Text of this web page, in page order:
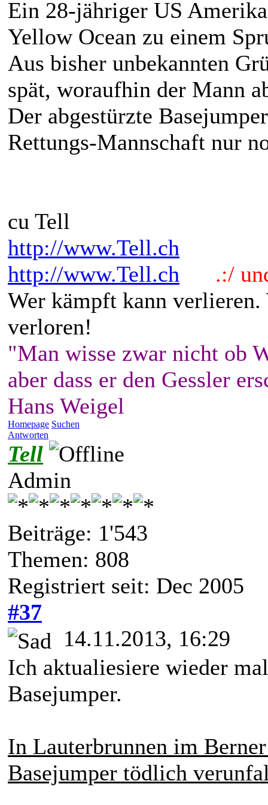
Ein 28-jähriger US
Yellow Ocean zu einem
Aus bisher unbekannten
spät, woraufhin der Mann
Der abgestürzte
Rettungs-Mannschaft nur
cu Tell
http://www.Tell.ch
http://www.Tell.ch
.:/
Wer kämpft kann
verloren!
"Man wisse zwar nicht ob
aber dass er den Gessler
Hans Weigel
Homepage Suchen
Antworten
Tell
Admin
Beiträge: 1'543
Themen: 808
Registriert seit: Dec 2005
#37
14.11.2013, 16:29
Ich aktualiesiere wieder
Basejumper.
In Lauterbrunnen im
Basejumper tödlich